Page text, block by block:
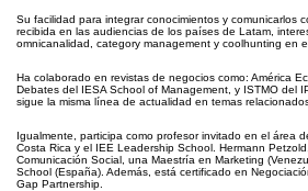
Su facilidad para integrar conocimientos y comunicarlos
recibida en las audiencias de los países de Latam,
omnicanalidad, category management y coolhunting en
Ha colaborado en revistas de negocios como: América
Debates del IESA School of Management, y ISTMO del
sigue la misma línea de actualidad en temas
Igualmente, participa como profesor invitado en el área
Costa Rica y el IEE Leadership School. Hermann
Comunicación Social, una Maestría en Marketing
School (España). Además, está certificado en
Gap Partnership.